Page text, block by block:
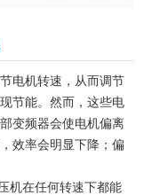
电机转速，从而调节
节能。然而，这些电
变频器会使电机偏离
效率会明显下降；偏
机在任何转速下都能